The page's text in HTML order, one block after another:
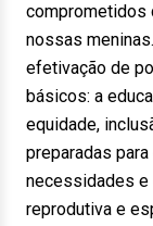
comprometidos
nossas
efetivação de
básicos: a
equidade,
preparadas
necessidades e
reprodutiva e